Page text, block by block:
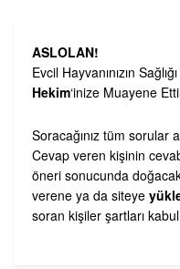
ASLOLAN!
Evcil Hayvanınızın
Hekim‘inize Muayene
Soracağınız tüm sorular
Cevap veren kişinin
öneri sonucunda
verene ya da siteye
soran kişiler şartları